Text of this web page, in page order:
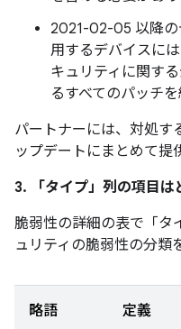
2021-02-05 以降の
用するデバイスに
キュリティに関す
るすべてのパッチ
パートナーには、対処す
ップデートにまとめて提
3. 「タイプ」 列の項目は
脆弱性の詳細の表で「タ
ュリティの脆弱性の分類
略語 定義